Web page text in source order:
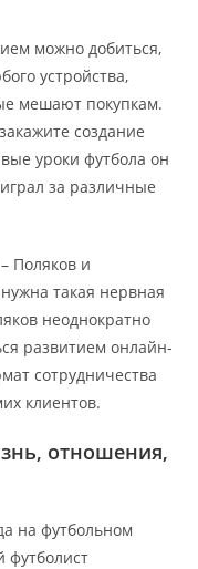
можно добиться,
устройства,
мешают покупкам.
создание
уроки футбола он
за различные
Поляков и
такая нервная
неоднократно
развитием онлайн-
сотрудничества
клиентов.
отношения,
на футбольном
футболист